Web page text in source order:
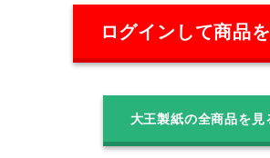
ログインして商品
大王製紙の全商品を見